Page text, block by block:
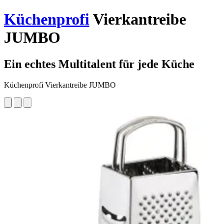
KüchenprofiVierkantreibe
JUMBO
Ein echtes Multitalent für jede Küche
Küchenprofi Vierkantreibe JUMBO